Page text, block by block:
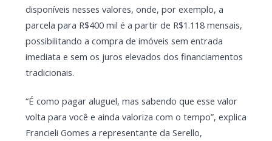
disponíveis nesses valores, onde, por exemplo, a
parcela para R$400 mil é a partir de R$1.118 mensais,
possibilitando a compra de imóveis sem entrada
imediata e sem os juros elevados dos financiamentos
tradicionais.
“É como pagar aluguel, mas sabendo que esse valor
volta para você e ainda valoriza com o tempo”, explica
Francieli Gomes a representante da Serello,